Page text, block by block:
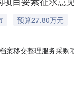
预算27.80万元
案移交整理服务采
的其他情况。三、